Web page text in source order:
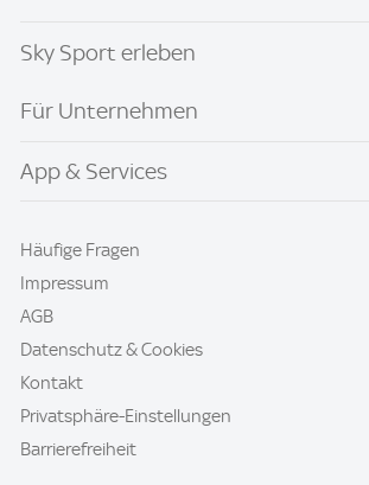
Sky Sport erleben
Für Unternehmen
App & Services
Häufige Fragen
Impressum
AGB
Datenschutz & Cookies
Kontakt
Privatsphäre-Einstellungen
Barrierefreiheit